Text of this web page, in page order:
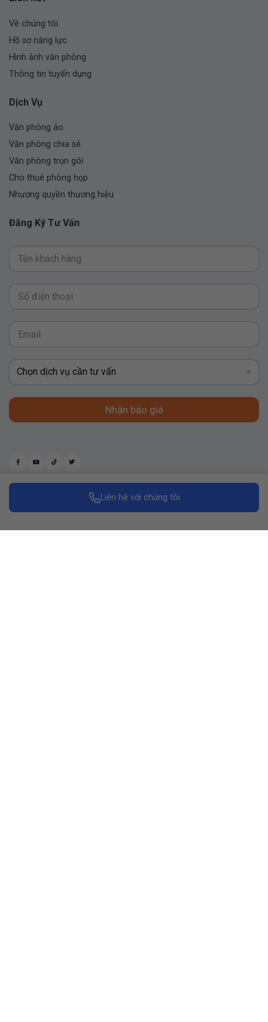
Về chúng tôi
Hồ sơ năng lực
Hình ảnh văn phòng
Thông tin tuyển dụng
Dịch Vụ
Văn phòng ảo
Văn phòng chia sẻ
Văn phòng trọn gói
Cho thuê phòng họp
Nhượng quyền thương hiệu
Đăng Ký Tư Vấn
Nhận báo giá
by Replus Marketing
Liên hệ với chúng tôi